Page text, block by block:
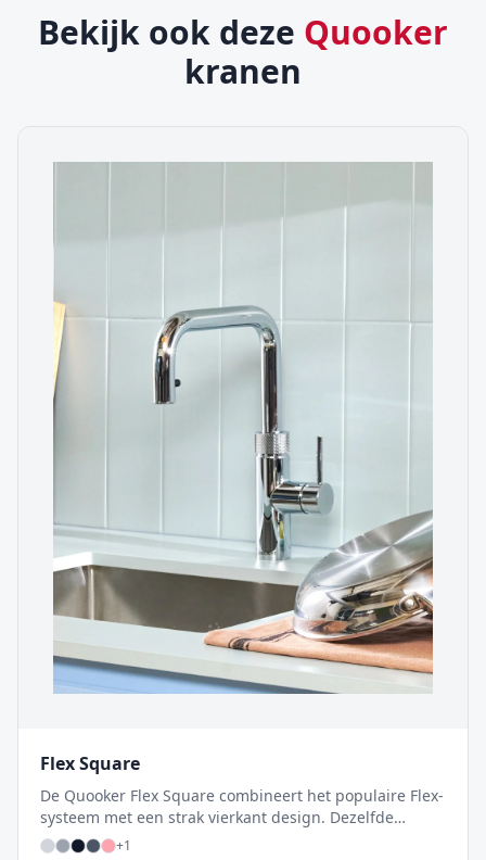
Bekijk ook deze Quooker
kranen
Flex Square
De Quooker Flex Square combineert het populaire Flex-
systeem met een strak vierkant design. Dezelfde
innovatieve uittrekbare slang, nu in een hoekige
+1